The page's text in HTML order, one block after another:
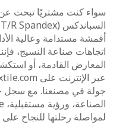
سواء كنت مشتريًا تبحث عن
أقمشة مستدامة وعالية
اتجاهات صناعة النسيج،
المعارض القادمة، أو
عبر الإنترنت على
جولة في مصنعنا. مع سجل
لمواصلة رحلتها للنجاح